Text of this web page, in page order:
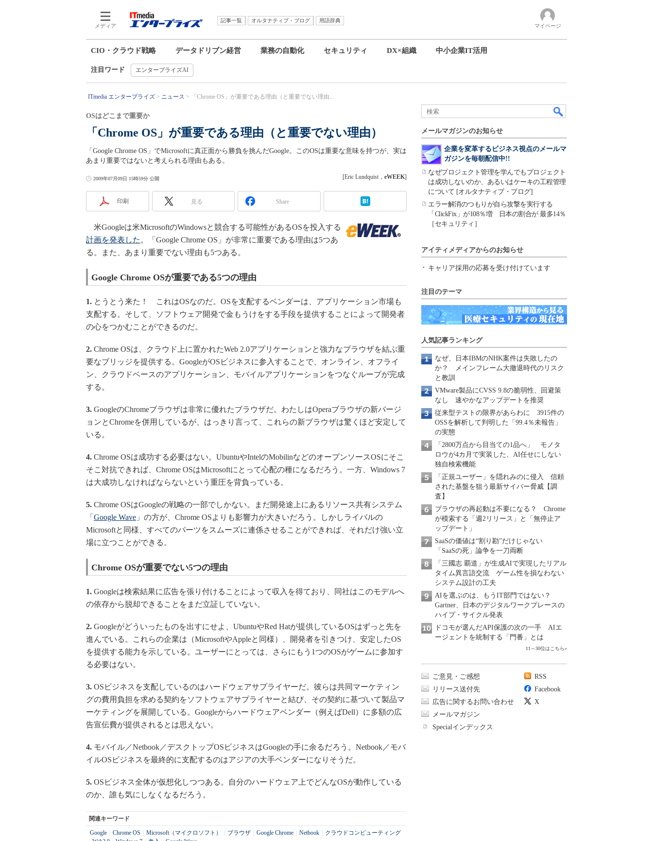
メディア
記事一覧 オルタナティブ・ブログ
用語辞典
マイページ
CIO・クラウド戦略 データドリブン経営 業務の自動化 セキュリティ DX×組織 中小企業IT活用
注目ワード エンタープライズAI
ITmedia エンタープライズ ニュース 「Chrome OS」が重要である理由（と重要でない理由...
「Chrome OS」が重要である理由（と重要でない理由）
OSはどこまで重要か
「Google Chrome OS」でMicrosoftに真正面から勝負を挑んだGoogle。このOSは重要な意味を持つが、実は
あまり重要ではないと考えられる理由もある。
2009年07月09日 15時59分 公開 [Eric Lundquist， eWEEK]
印刷 見る Share
米Googleは米MicrosoftのWindowsと競合する可能性があるOSを投入する
計画を発表した 。「Google Chrome OS」が非常に重要である理由は5つあ
る。また、あまり重要でない理由も5つある。
Google Chrome OSが重要である5つの理由
1. とうとう来た！ これはOSなのだ。OSを支配するベンダーは、アプリケーション市場も
支配する。そして、ソフトウェア開発で金もうけをする手段を提供することによって開発者
の心をつかむことができるのだ。
2. Chrome OSは、クラウド上に置かれたWeb 2.0アプリケーションと強力なブラウザを結ぶ重
要なブリッジを提供する。GoogleがOSビジネスに参入することで、オンライン、オフライ
ン、クラウドベースのアプリケーション、モバイルアプリケーションをつなぐループが完成
する。
3. GoogleのChromeブラウザは非常に優れたブラウザだ。わたしはOperaブラウザの新バージ
ョンとChromeを併用しているが、はっきり言って、これらの新ブラウザは驚くほど安定して
いる。
4. Chrome OSは成功する必要はない。UbuntuやIntelのMobilinなどのオープンソースOSにそこ
そこ対抗できれば、Chrome OSはMicrosoftにとって心配の種になるだろう。一方、Windows 7
は大成功しなければならないという重圧を背負っている。
5. Chrome OSはGoogleの戦略の一部でしかない。まだ開発途上にあるリソース共有システム
「 Google Wave 」の方が、Chrome OSよりも影響力が大きいだろう。しかしライバルの
Microsoftと同様、すべてのパーツをスムーズに連係させることができれば、それだけ強い立
場に立つことができる。
Chrome OSが重要でない5つの理由
1. Googleは検索結果に広告を張り付けることによって収入を得ており、同社はこのモデルへ
の依存から脱却できることをまだ立証していない。
2. Googleがどういったものを出すにせよ、UbuntuやRed Hatが提供しているOSはずっと先を
進んでいる。これらの企業は（MicrosoftやAppleと同様）、開発者を引きつけ、安定したOS
を提供する能力を示している。ユーザーにとっては、さらにもう1つのOSがゲームに参加す
る必要はない。
3. OSビジネスを支配しているのはハードウェアサプライヤーだ。彼らは共同マーケティン
グの費用負担を求める契約をソフトウェアサプライヤーと結び、その契約に基づいて製品マ
ーケティングを展開している。Googleからハードウェアベンダー（例えばDell）に多額の広
告宣伝費が提供されるとは思えない。
4. モバイル／Netbook／デスクトップOSビジネスはGoogleの手に余るだろう。Netbook／モバ
イルOSビジネスを最終的に支配するのはアジアの大手ベンダーになりそうだ。
5. OSビジネス全体が仮想化しつつある。自分のハードウェア上でどんなOSが動作している
のか、誰も気にしなくなるだろう。
関連キーワード
Google Chrome OS Microsoft（マイクロソフト） ブラウザ Google Chrome Netbook
クラウドコンピューティング
メールマガジンのお知らせ
企業を変革するビジネス視点のメールマ
ガジンを毎朝配信中!!
なぜプロジェクト管理を学んでもプロジェクト
は成功しないのか、あるいはケーキの工程管理
について [オルタナティブ・ブログ]
エラー解消のつもりが自ら攻撃を実行する
「ClickFix」が108％増 日本の割合が 最多14％
［セキュリティ］
アイティメディアからのお知らせ
キャリア採用の応募を受け付けています
注目のテーマ
人気記事ランキング
なぜ、日本IBMのNHK案件は失敗したの
か？ メインフレーム大撤退時代のリスク
と教訓
VMware製品にCVSS 9.8の脆弱性、回避策
なし 速やかなアップデートを推奨
従来型テストの限界があらわに 3915件の
OSSを解析して判明した「99.4％未報告」
の実態
「2800万点から目当ての1品へ」 モノタ
ロウが4カ月で実装した、AI任せにしない
独自検索機能
「正規ユーザー」を隠れみのに侵入 信頼
された基盤を狙う最新サイバー脅威【調
査】
ブラウザの再起動は不要になる？ Chrome
が模索する「週2リリース」と「無停止ア
ップデート」
SaaSの価値は“割り勘”だけじゃない
「SaaSの死」論争を一刀両断
「三國志 覇道」が生成AIで実現したリアル
タイム異言語交流 ゲーム性を損なわない
システム設計の工夫
AIを選ぶのは、もうIT部門ではない？
Gartner、日本のデジタルワークプレースの
ハイプ・サイクル発表
ドコモが選んだAPI保護の次の一手 AIエ
ージェントを統制する「門番」とは
11～30位はこちら»
ご意見・ご感想
リリース送付先
広告に関するお問い合わせ
メールマガジン
Specialインデックス
RSS
Facebook
X